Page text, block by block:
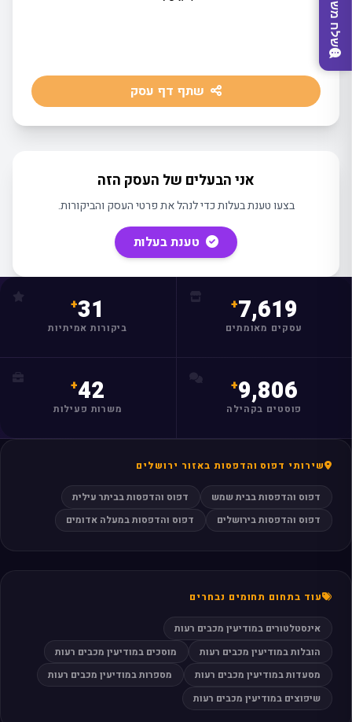
מצאו לי עסק
שתף דף עסק
אני הבעלים של העסק הזה
בצעו טענת בעלות כדי לנהל את פרטי העסק והביקורות.
טענת בעלות
שלח משוב
7,619
עסקים מאומתים
31
ביקורות אמיתיות
9,806
פוסטים בקהילה
42
משרות פעילות
שירותי דפוס והדפסות באזור ירושלים
דפוס והדפסות בבית שמש
דפוס והדפסות בביתר עילית
דפוס והדפסות בירושלים
דפוס והדפסות במעלה אדומים
עוד בתחום תחומים נבחרים
אינסטלטורים במודיעין מכבים רעות
הובלות במודיעין מכבים רעות
מוסכים במודיעין מכבים רעות
מסעדות במודיעין מכבים רעות
מספרות במודיעין מכבים רעות
שיפוצים במודיעין מכבים רעות